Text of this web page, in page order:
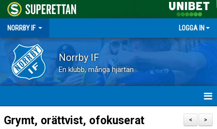
NORRBY IF LOGGA IN
Norrby IF
En klubb, många hjärtan
HEM
>
<
Grymt, orättvist, ofokuserat